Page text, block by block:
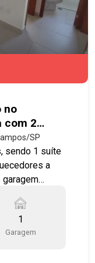
no
com 2
- Jardim
SP
sendo 1 suíte
a
garagem
de serviço -
suíte e
blackout
1
Garagem